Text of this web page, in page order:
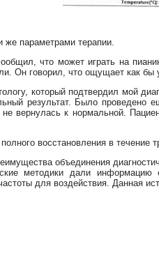
же параметрами терапии.
что может играть на
Он говорил, что ощущает как бы
который подтвердил мой
результат. Было проведено
вернулась к нормальной.
восстановления в течение
объединения
методики дали
для воздействия. Данная